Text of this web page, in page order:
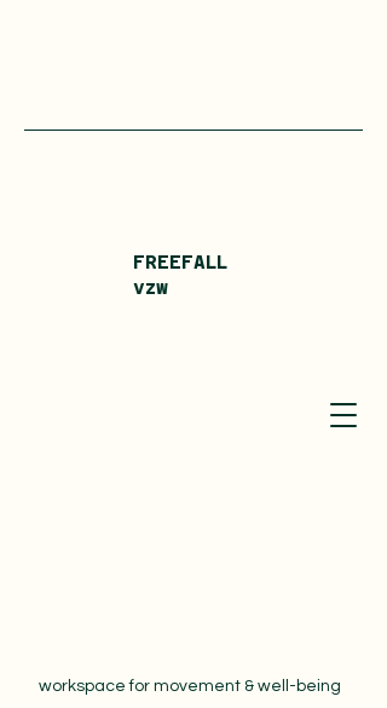
FREEFALL
vzw
workspace for movement & well-being